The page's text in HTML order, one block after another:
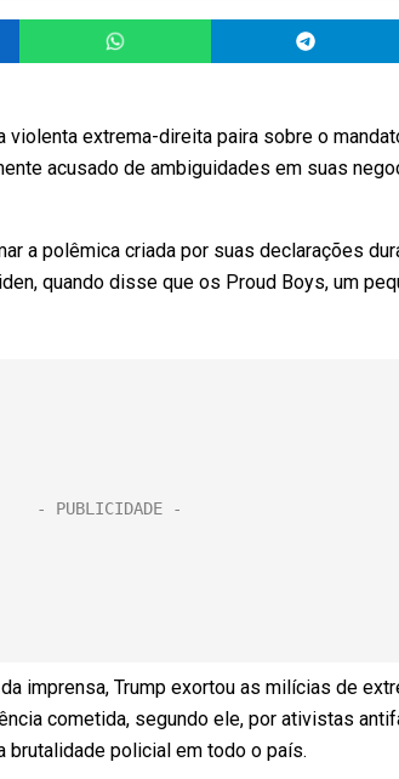
violenta extrema-direita paira sobre o
acusado de ambiguidades em suas
a polêmica criada por suas declarações
quando disse que os Proud Boys, um
imprensa, Trump exortou as milícias de
cometida, segundo ele, por ativistas
policial em todo o país.